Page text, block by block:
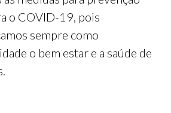
o COVID-19, pois
sempre como
o bem estar e a saúde de